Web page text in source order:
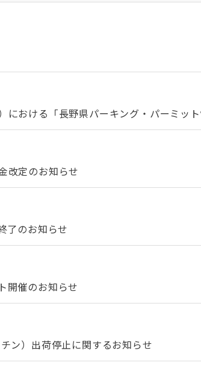
における「長野県パーキング・パーミッ
改定のお知らせ
了のお知らせ
開催のお知らせ
ン）出荷停止に関するお知らせ